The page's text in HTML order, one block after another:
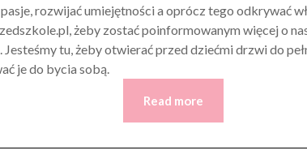
rozwijać umiejętności a oprócz tego odkrywać
żeby zostać poinformowanym więcej o
Jesteśmy tu, żeby otwierać przed dziećmi drzwi do
je do bycia sobą.
Read more